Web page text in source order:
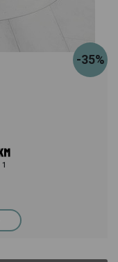
-35%
1